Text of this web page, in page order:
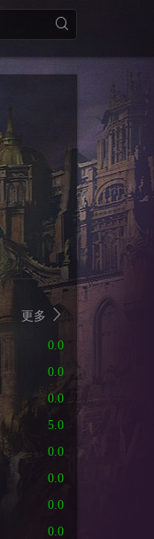
更多
0.0
0.0
0.0
5.0
0.0
0.0
0.0
0.0